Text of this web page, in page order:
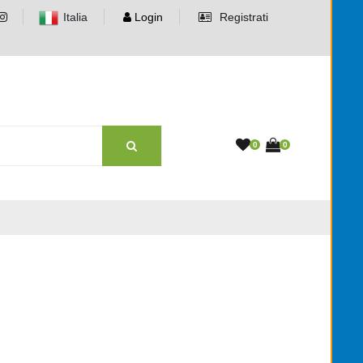
Italia Login Registrati
0 0